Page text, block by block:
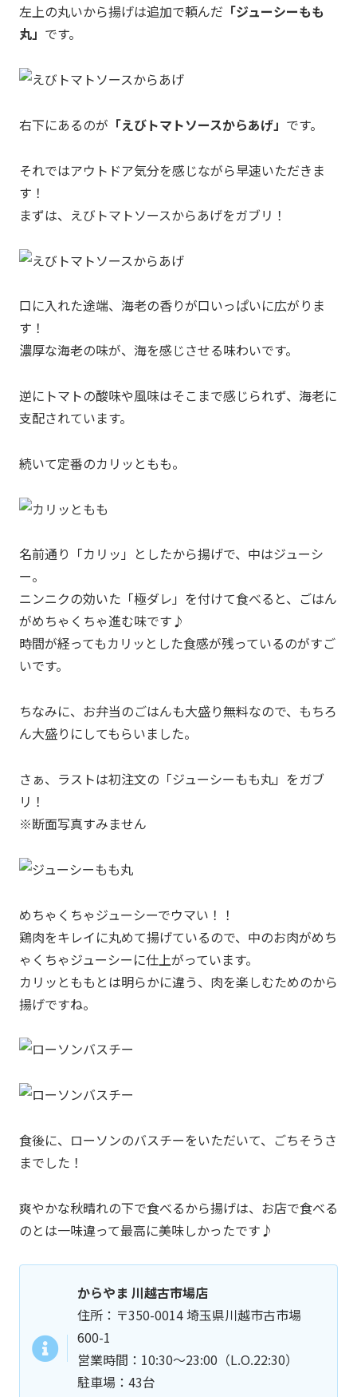
左上の丸いから揚げは追加で頼んだ 「ジューシーもも
丸」 です。
右下にあるのが 「えびトマトソースからあげ」 です。
それではアウトドア気分を感じながら早速いただきま
す！
まずは、えびトマトソースからあげをガブリ！
口に入れた途端、海老の香りが口いっぱいに広がりま
す！
濃厚な海老の味が、海を感じさせる味わいです。
逆にトマトの酸味や風味はそこまで感じられず、海老に
支配されています。
続いて定番のカリッともも。
名前通り「カリッ」としたから揚げで、中はジューシ
ー。
ニンニクの効いた「極ダレ」を付けて食べると、ごはん
がめちゃくちゃ進む味です♪
時間が経ってもカリッとした食感が残っているのがすご
いです。
ちなみに、お弁当のごはんも大盛り無料なので、もちろ
ん大盛りにしてもらいました。
さぁ、ラストは初注文の「ジューシーもも丸」をガブ
リ！
※断面写真すみません
めちゃくちゃジューシーでウマい！！
鶏肉をキレイに丸めて揚げているので、中のお肉がめち
ゃくちゃジューシーに仕上がっています。
カリッとももとは明らかに違う、肉を楽しむためのから
揚げですね。
食後に、ローソンのバスチーをいただいて、ごちそうさ
までした！
爽やかな秋晴れの下で食べるから揚げは、お店で食べる
のとは一味違って最高に美味しかったです♪
からやま 川越古市場店
住所：〒350-0014 埼玉県川越市古市場
600-1
営業時間：10:30～23:00（L.O.22:30）
駐車場：43台